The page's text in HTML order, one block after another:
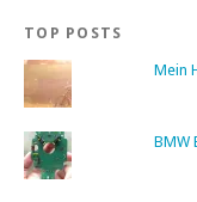
TOP POSTS
Mein
BMW